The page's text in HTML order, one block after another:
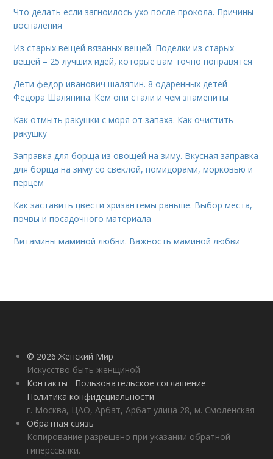
Что делать если загноилось ухо после прокола. Причины
воспаления
Из старых вещей вязаных вещей. Поделки из старых
вещей – 25 лучших идей, которые вам точно понравятся
Дети федор иванович шаляпин. 8 одаренных детей
Федора Шаляпина. Кем они стали и чем знамениты
Как отмыть ракушки с моря от запаха. Как очистить
ракушку
Заправка для борща из овощей на зиму. Вкусная заправка
для борща на зиму со свеклой, помидорами, морковью и
перцем
Как заставить цвести хризантемы раньше. Выбор места,
почвы и посадочного материала
Витамины маминой любви. Важность маминой любви
© 2026 Женский Мир
Искусство быть женщиной
Контакты
Пользовательское соглашение
Политика конфидециальности
г. Москва, ЦАО, Арбат, Арбат улица 28, м. Смоленская
Обратная связь
Копирование разрешено при указании обратной
гиперссылки.